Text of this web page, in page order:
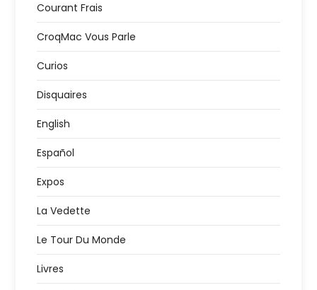
Courant Frais
CroqMac Vous Parle
Curios
Disquaires
English
Español
Expos
La Vedette
Le Tour Du Monde
Livres